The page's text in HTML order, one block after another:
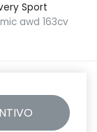
Sport
awd 163cv